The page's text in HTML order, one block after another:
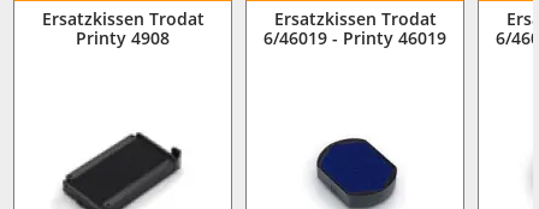
Ersatzkissen Trodat
Printy 4908
Ersatzkissen Trodat
6/46019 - Printy 46019
6/